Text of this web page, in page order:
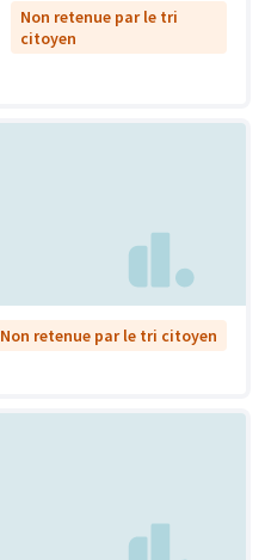
Non retenue par le tri
citoyen
Non retenue par le tri citoyen